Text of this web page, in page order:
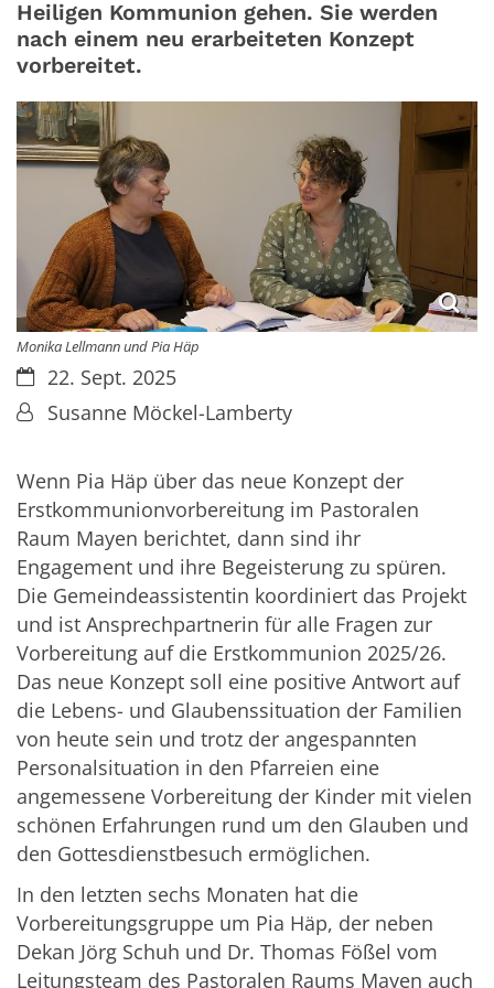
Heiligen Kommunion gehen. Sie werden
nach einem neu erarbeiteten Konzept
vorbereitet.
Monika Lellmann und Pia Häp
Datum:22. Sept. 2025
Von:Susanne Möckel-Lamberty
Wenn Pia Häp über das neue Konzept der
Erstkommunionvorbereitung im Pastoralen
Raum Mayen berichtet, dann sind ihr
Engagement und ihre Begeisterung zu spüren.
Die Gemeindeassistentin koordiniert das Projekt
und ist Ansprechpartnerin für alle Fragen zur
Vorbereitung auf die Erstkommunion 2025/26.
Das neue Konzept soll eine positive Antwort auf
die Lebens- und Glaubenssituation der Familien
von heute sein und trotz der angespannten
Personalsituation in den Pfarreien eine
angemessene Vorbereitung der Kinder mit vielen
schönen Erfahrungen rund um den Glauben und
den Gottesdienstbesuch ermöglichen.
In den letzten sechs Monaten hat die
Vorbereitungsgruppe um Pia Häp, der neben
Dekan Jörg Schuh und Dr. Thomas Fößel vom
Leitungsteam des Pastoralen Raums Mayen auch